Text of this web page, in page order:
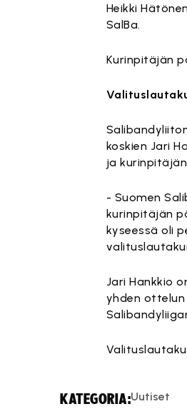
Heikki
SalBa.
Kurinpitäjän
koskien Jari
ja
- Suomen
kurinpitäjän
kyseessä oli
Jari Hankkio
yhden ottelun
KATEGORIA:Uutiset